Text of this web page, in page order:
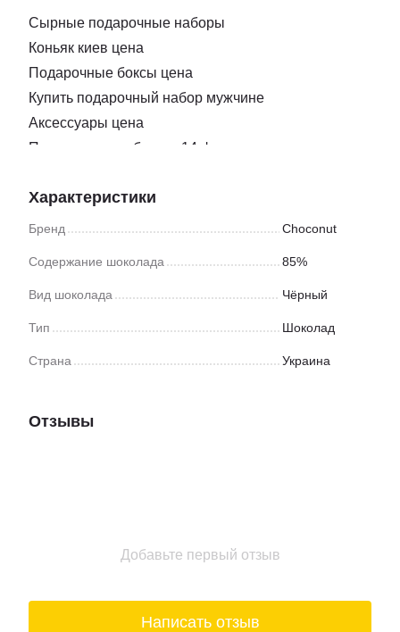
Сырные подарочные наборы
Коньяк киев цена
Подарочные боксы цена
Купить подарочный набор мужчине
Аксессуары цена
Подарочные наборы к 14 февраля
Купить подарок ко дню влюбленных
Бокс подарочный для подруги
Подарочные коробки ко дню святого валентина
Заказать соки
Подарки на новый год боксы
Коньяки цена
Подарочные боксы для женщин
Заказ сыра
Характеристики
Бренд Choconut
Содержание шоколада 85%
Вид шоколада Чёрный
Тип Шоколад
Страна Украина
Отзывы
Добавьте первый отзыв
Написать отзыв